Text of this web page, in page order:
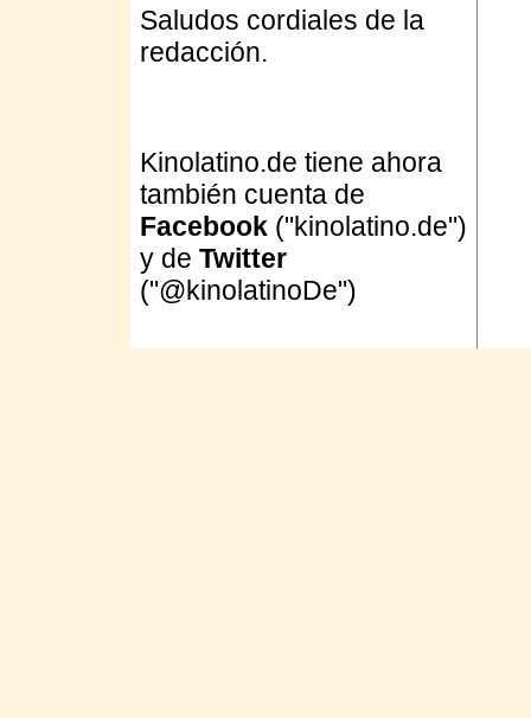
Saludos cordiales de la
redacción.
Kinolatino.de tiene ahora
también cuenta de
Facebook ("kinolatino.de")
y de Twitter
("@kinolatinoDe")